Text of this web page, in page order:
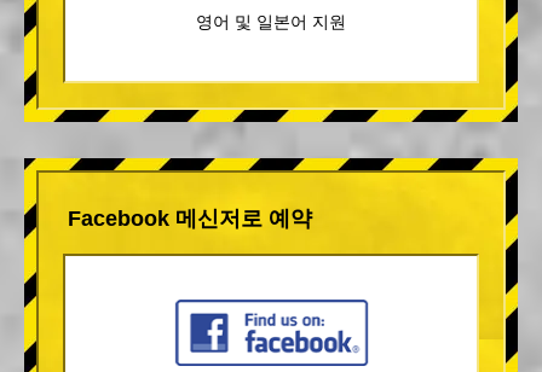
영어 및 일본어 지원
Facebook 메신저로 예약